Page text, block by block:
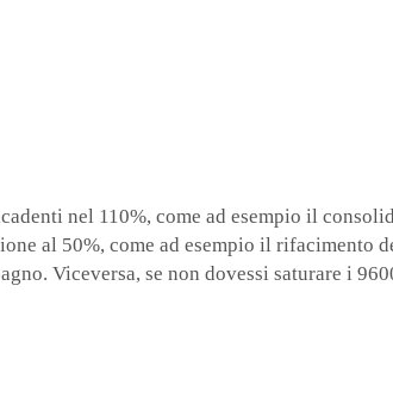
nel 110%, come ad esempio il
al 50%, come ad esempio il rifacimento
Viceversa, se non dovessi saturare i